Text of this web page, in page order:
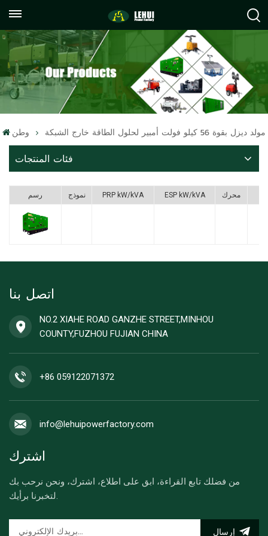
059122071372
info@lehuipowerfactory.com
وطن مولد ديزل بقوة 56 كيلو فولت أمبير لحلول الطاقة خارج الشبكة
فئات المنتجات
رسم نموذج PRP kW/kVA ESP kW/kVA محرك
اتصل بنا
NO.2 XIAHE ROAD GANZHE STREET,MINHOU
COUNTY,FUZHOU FUJIAN CHINA
+86 059122071372
info@lehuipowerfactory.com
اشترك
من فضلك تابع القراءة، ابق على اطلاع، اشترك، ونحن نرحب بك
لتخبرنا برأيك.
إرسال